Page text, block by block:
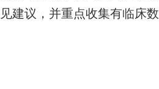
见建议，并重点收集有临床